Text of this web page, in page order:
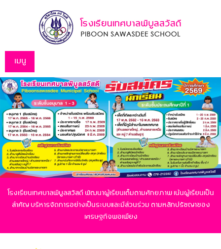
เมนู
โรงเรียนเทศบาลพิบูลสวัสดี พัฒนาผู้เรียนเต็มตามศักยภาพ เน้นผู้เรียนเป็น
สำคัญบริหารจัดการอย่างเป็นระบบและมีส่วนร่วม ตามหลักปรัชญาของ
เศรษฐกิจพอเพียง